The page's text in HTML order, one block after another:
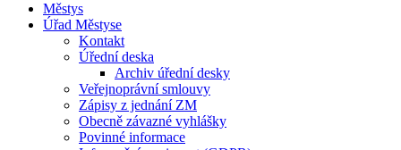
Městys
Úřad Městyse
Kontakt
Úřední deska
Archiv úřední desky
Veřejnoprávní smlouvy
Zápisy z jednání ZM
Obecně závazné vyhlášky
Povinné informace